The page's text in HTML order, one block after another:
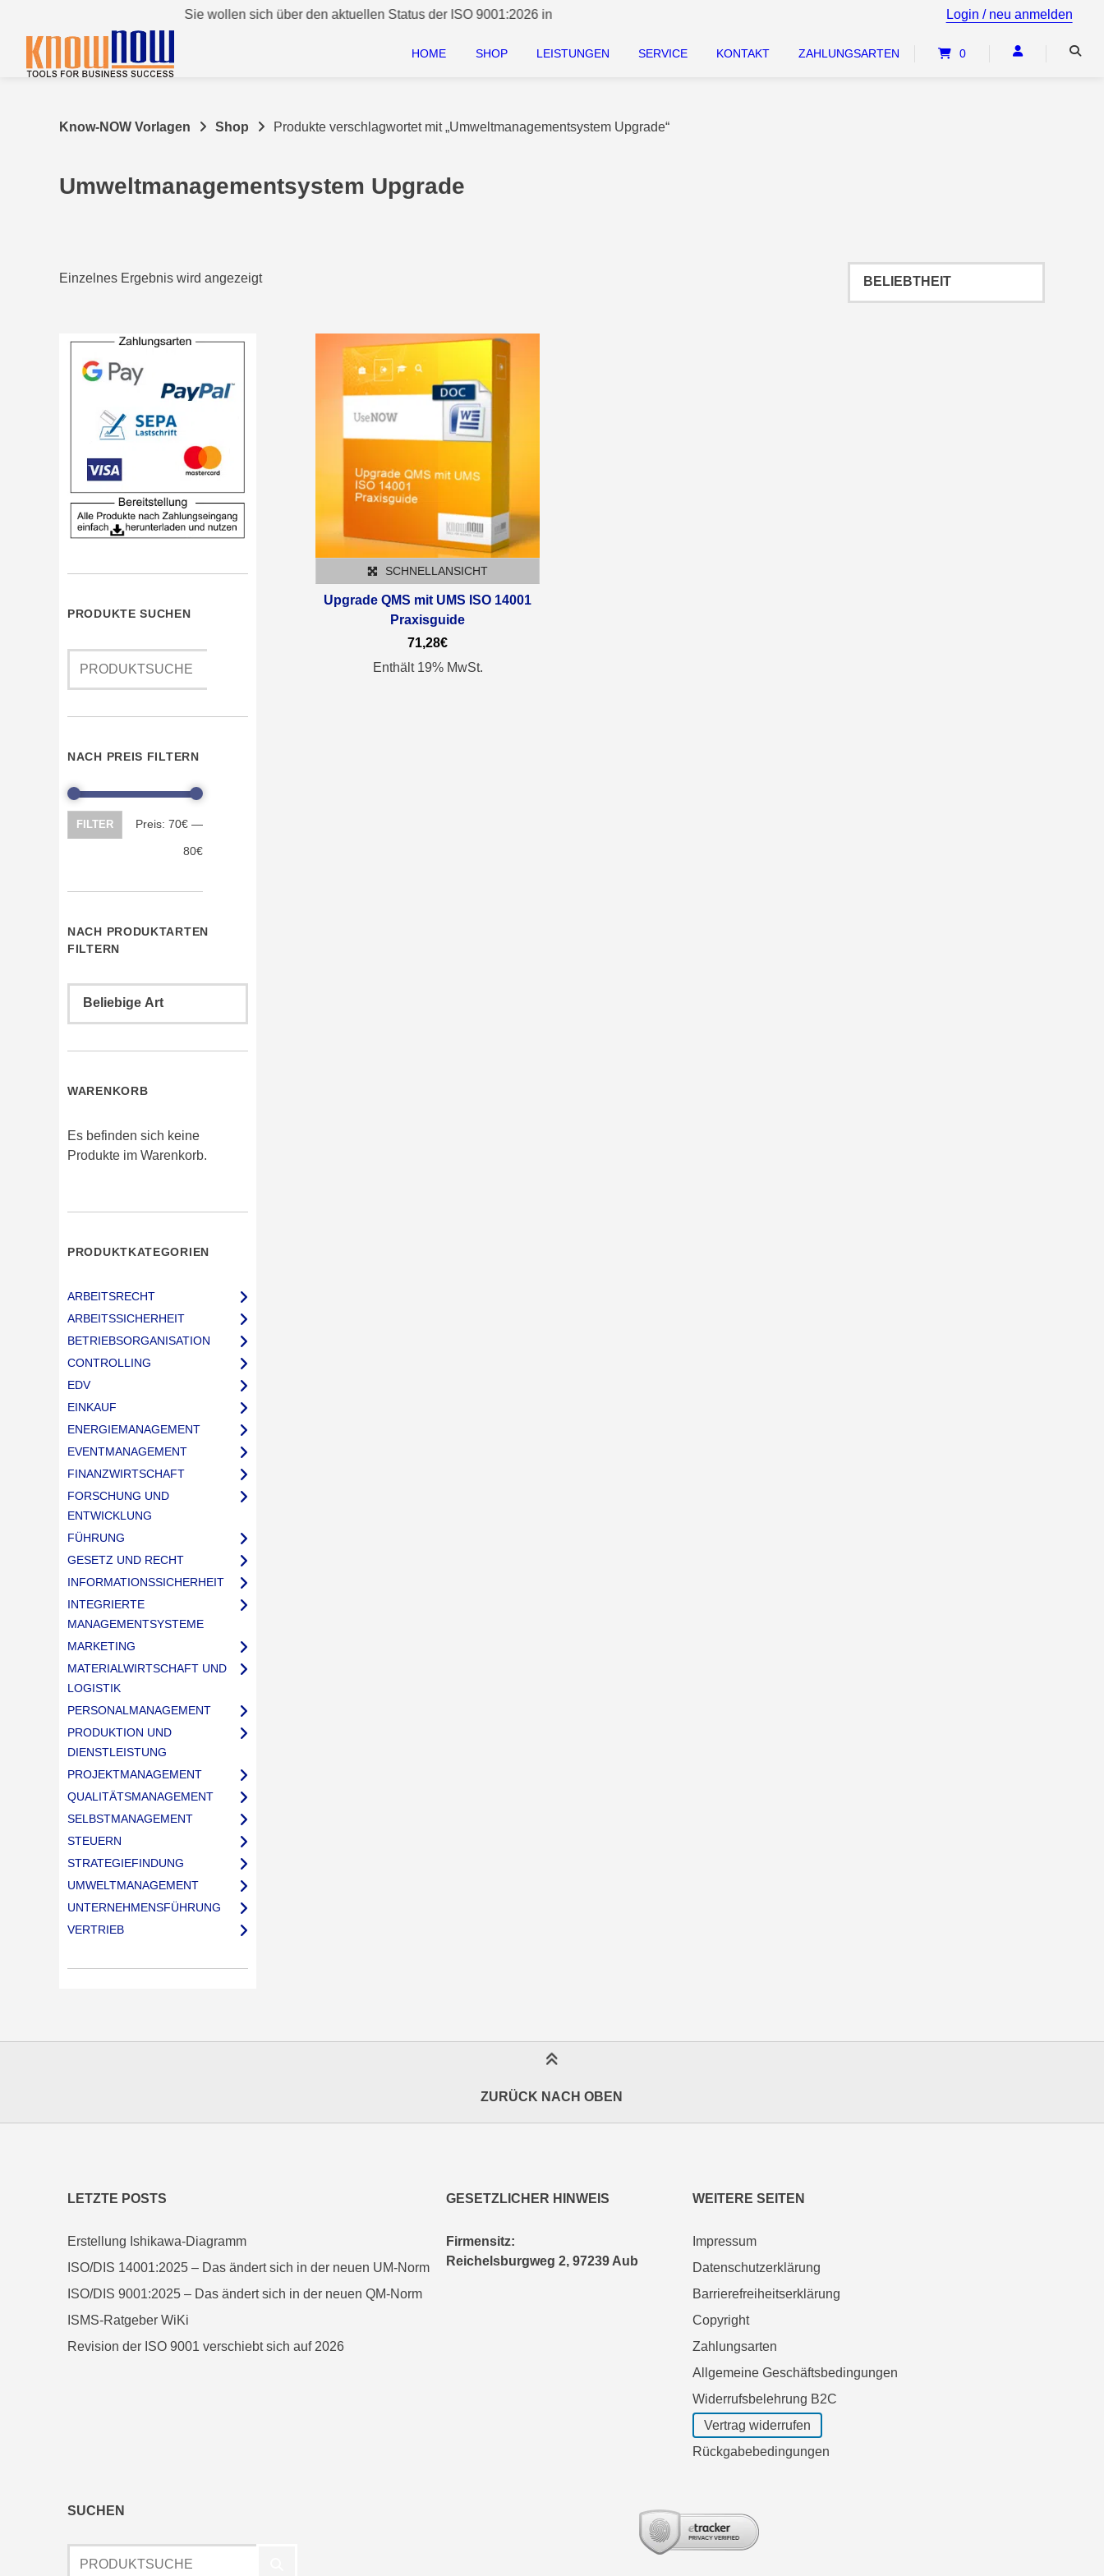
Inhalt
Sie wollen sich über den aktuellen Status der ISO 9001:2026 informieren? Unter Service/News verschaffen Sie sich kostenfrei einen umfassenden Überblick über
Login / neu anmelden
HOME SHOP LEISTUNGEN SERVICE KONTAKT ZAHLUNGSARTEN 0
Know-NOW Vorlagen Shop Produkte verschlagwortet mit „Umweltmanagementsystem Upgrade“
Umweltmanagementsystem Upgrade
Einzelnes Ergebnis wird angezeigt
SCHNELLANSICHT
Upgrade QMS mit UMS ISO 14001
Praxisguide
71,28€
Enthält 19% MwSt.
PRODUKTE SUCHEN
nach:
NACH PREIS FILTERN
Min.
Preis
Max.
Preis
FILTER Preis: 70€—
80€
NACH PRODUKTARTEN
FILTERN
WARENKORB
Es befinden sich keine
Produkte im Warenkorb.
PRODUKTKATEGORIEN
ARBEITSRECHT
ARBEITSSICHERHEIT
BETRIEBSORGANISATION
CONTROLLING
EDV
EINKAUF
ENERGIEMANAGEMENT
EVENTMANAGEMENT
FINANZWIRTSCHAFT
FORSCHUNG UND
ENTWICKLUNG
FÜHRUNG
GESETZ UND RECHT
INFORMATIONSSICHERHEIT
INTEGRIERTE
MANAGEMENTSYSTEME
MARKETING
MATERIALWIRTSCHAFT UND
LOGISTIK
PERSONALMANAGEMENT
PRODUKTION UND
DIENSTLEISTUNG
PROJEKTMANAGEMENT
QUALITÄTSMANAGEMENT
SELBSTMANAGEMENT
STEUERN
STRATEGIEFINDUNG
UMWELTMANAGEMENT
UNTERNEHMENSFÜHRUNG
VERTRIEB
ZURÜCK NACH OBEN
LETZTE POSTS
Erstellung Ishikawa-Diagramm
ISO/DIS 14001:2025 – Das ändert sich in der neuen UM-Norm
ISO/DIS 9001:2025 – Das ändert sich in der neuen QM-Norm
ISMS-Ratgeber WiKi
Revision der ISO 9001 verschiebt sich auf 2026
GESETZLICHER HINWEIS
Firmensitz:
Reichelsburgweg 2, 97239 Aub
WEITERE SEITEN
Impressum
Datenschutzerklärung
Barrierefreiheitserklärung
Copyright
Zahlungsarten
Allgemeine Geschäftsbedingungen
Widerrufsbelehrung B2C
Vertrag widerrufen
Rückgabebedingungen
SUCHEN